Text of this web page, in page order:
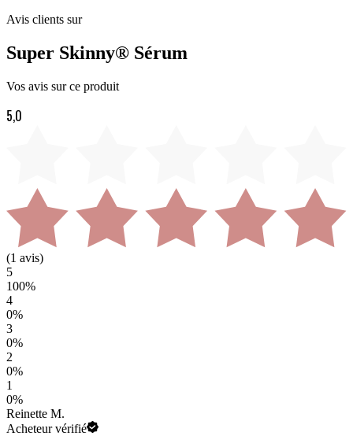
Avis clients sur
Super Skinny® Sérum
Vos avis sur ce produit
5,0
(1 avis)
5
100%
4
0%
3
0%
2
0%
1
0%
Reinette M.
Acheteur vérifié